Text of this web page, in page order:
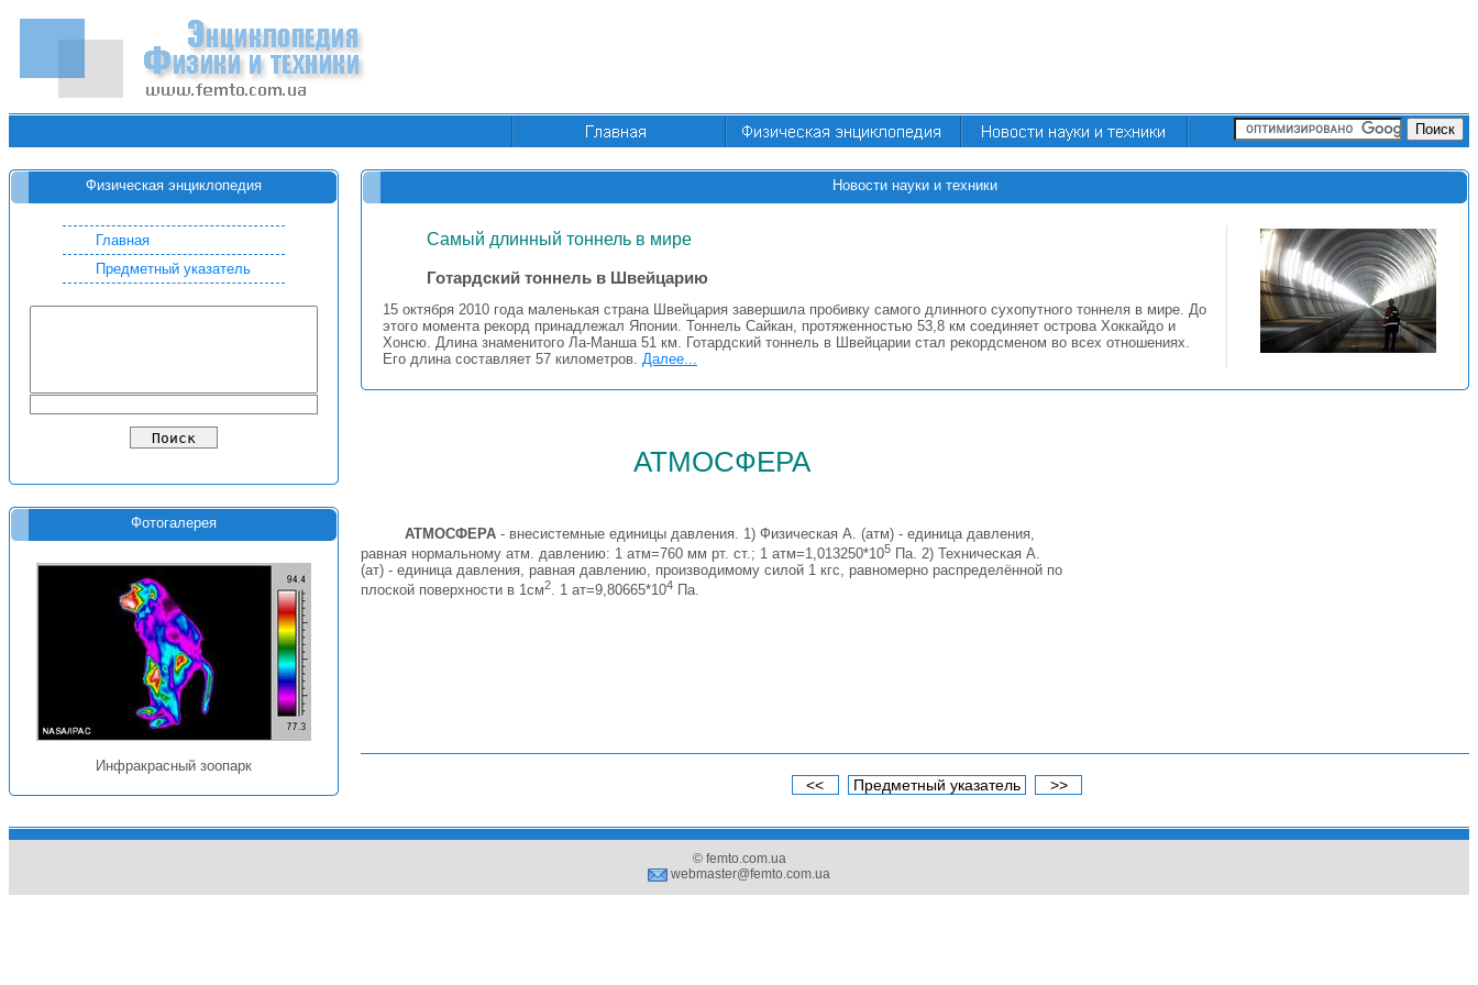
Физическая энциклопедия
Главная
Предметный указатель
Фотогалерея
Инфракрасный зоопарк
Новости науки и техники
Самый длинный тоннель в мире
Готардский тоннель в Швейцарию
15 октября 2010 года маленькая страна Швейцария завершила пробивку самого длинного сухопутного тоннеля в мире. До
этого момента рекорд принадлежал Японии. Тоннель Сайкан, протяженностью 53,8 км соединяет острова Хоккайдо и
Хонсю. Длина знаменитого Ла-Манша 51 км. Готардский тоннель в Швейцарии стал рекордсменом во всех отношениях.
Его длина составляет 57 километров. Далее...
атмосфера
АТМОСФЕРА - внесистемные единицы давления. 1) Физическая А. (атм) - единица давления,
равная нормальному атм. давлению: 1 атм=760 мм рт. ст.; 1 атм=1,013250*105 Па. 2) Техническая А.
(ат) - единица давления, равная давлению, производимому силой 1 кгс, равномерно распределённой по
плоской поверхности в 1см2. 1 ат=9,80665*104 Па.
<< Предметный указатель >>
© femto.com.ua
webmaster@femto.com.ua